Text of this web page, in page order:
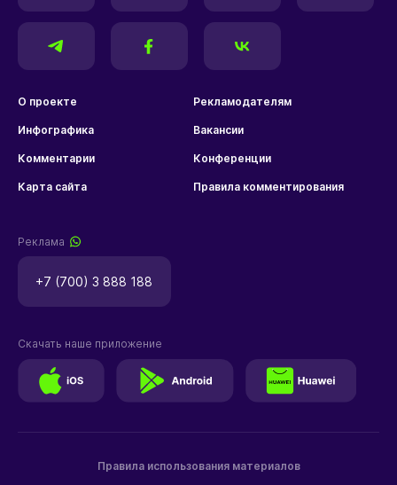
О проекте Рекламодателям
Инфографика Вакансии
Комментарии Конференции
Карта сайта Правила комментирования
Реклама
+7 (700) 3 888 188
Правила использования материалов
Скачать наше приложение